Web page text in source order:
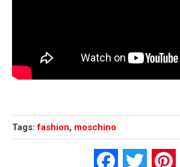
Tags: fashion, moschino
FacebookTwitter